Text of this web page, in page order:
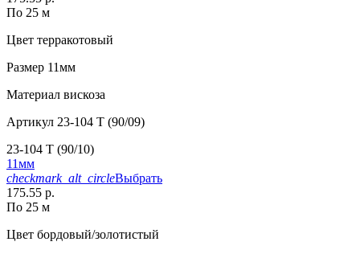
По 25 м
Цвет терракотовый
Размер 11мм
Материал вискоза
Артикул 23-104 T (90/09)
23-104 T (90/10)
11мм
checkmark_alt_circleВыбрать
175.55 р.
По 25 м
Цвет бордовый/золотистый